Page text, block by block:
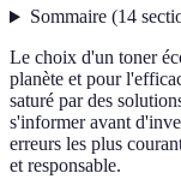
Sommaire(14
Le choix d'un toner
planète et pour
saturé par des
s'informer avant
erreurs les plus
et responsable.